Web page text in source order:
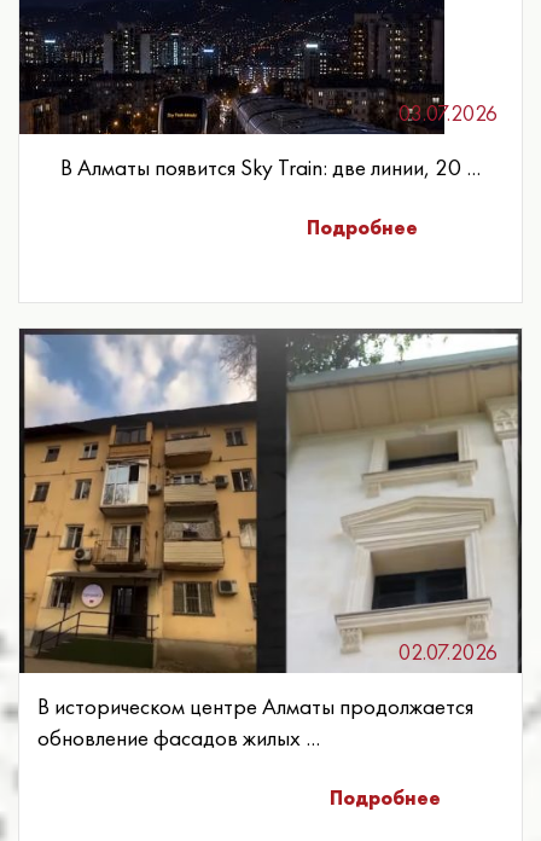
03.07.2026
В Алматы появится Sky Train: две линии, 20 ...
Подробнее
02.07.2026
В историческом центре Алматы продолжается
обновление фасадов жилых ...
Подробнее